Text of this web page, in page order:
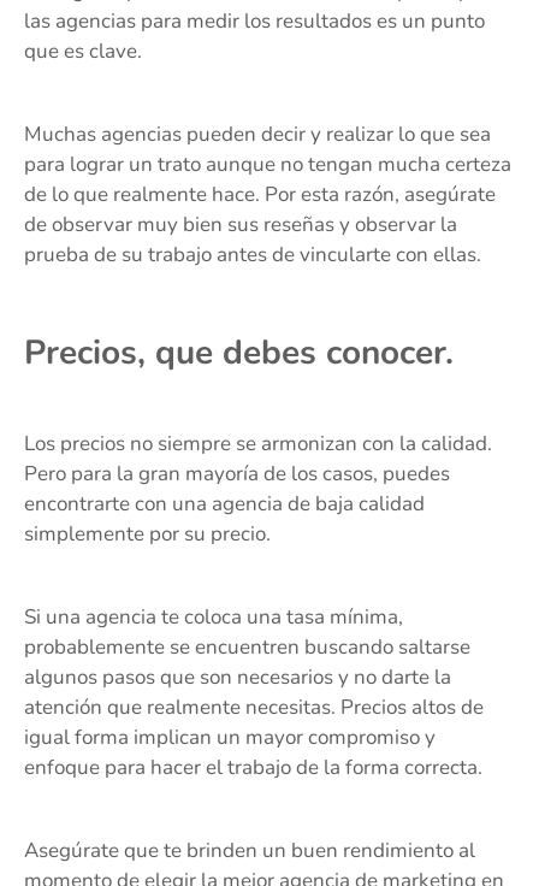
las agencias para medir los resultados es un punto
que es clave.
Muchas agencias pueden decir y realizar lo que sea
para lograr un trato aunque no tengan mucha certeza
de lo que realmente hace. Por esta razón, asegúrate
de observar muy bien sus reseñas y observar la
prueba de su trabajo antes de vincularte con ellas.
Precios, que debes conocer.
Los precios no siempre se armonizan con la calidad.
Pero para la gran mayoría de los casos, puedes
encontrarte con una agencia de baja calidad
simplemente por su precio.
Si una agencia te coloca una tasa mínima,
probablemente se encuentren buscando saltarse
algunos pasos que son necesarios y no darte la
atención que realmente necesitas. Precios altos de
igual forma implican un mayor compromiso y
enfoque para hacer el trabajo de la forma correcta.
Asegúrate que te brinden un buen rendimiento al